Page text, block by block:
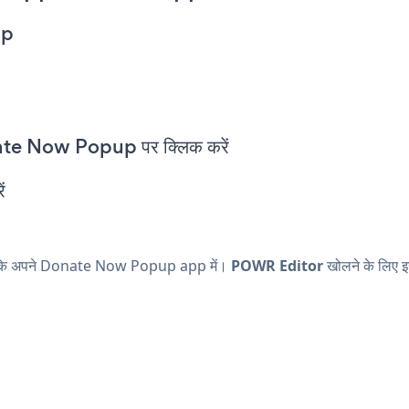
Now Popup पर क्लिक करें
के अपने Donate Now Popup app में। POWR Editorखोलने के लिए